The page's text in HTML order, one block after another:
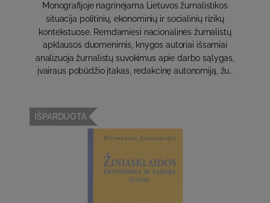
Monografijoje nagrinėjama Lietuvos žurnalistikos
situacija politinių, ekonominių ir socialinių rizikų
kontekstuose. Remdamiesi nacionalinės žurnalistų
apklausos duomenimis, knygos autoriai išsamiai
analizuoja žurnalistų suvokimus apie darbo sąlygas,
įvairaus pobūdžio įtakas, redakcinę autonomiją, žu..
IŠPARDUOTA